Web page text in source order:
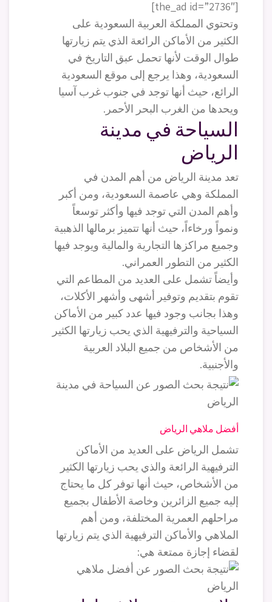
[the_ad id=”2736″]
وتحتوي المملكة العربية السعودية على
الكثير من الأماكن الرائعة الذي يتم زيارتها
طوال الوقت لأنها تحمل عبق التاريخ في
السعودية، وهذا يرجع إلى موقع السعودية
الرائع، حيث أنها توجد في جنوب غرب آسيا
ويحدها من الغرب البحر الأحمر.
السياحة في مدينة
الرياض
تعد مدينة الرياض من أهم المدن في
المملكة وهي عاصمة السعودية، ومن أكبر
وأهم المدن التي توجد فيها وأكثر توسعاً
ونمواً ورخاءاً، حيث أنها تتميز برمالها الذهبية
وجميع مراكزها التجارية والمالية ويوجد فيها
الكثير من التطور العمراني.
وأيضاً تشمل على العديد من المطاعم التي
تقوم بتقديم وتوفير أشهى وأشهر الأكلات،
وهذا بجانب وجود فيها عدد كبير من الأماكن
السياحية والترفيهية الذي يحب زيارتها الكثير
من الأشخاص من جميع البلاد العربية
والأجنبية.
أفضل ملاهي الرياض
تشمل الرياض على العديد من الأماكن
الترفيهية الرائعة والذي يحب زيارتها الكثير
من الأشخاص، حيث أنها توفر كل ما يحتاج
إليه جميع الزائرين وخاصة الأطفال بجميع
مراحلهم العمرية المختلفة، ومن أهم
الملاهي والأماكن الترفيهية الذي يتم زيارتها
لقضاء إجازة ممتعة هي: